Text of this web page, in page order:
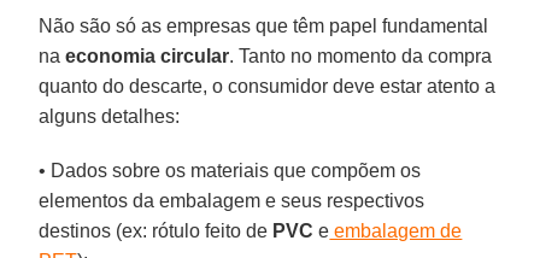
Não são só as empresas que têm papel fundamental
naeconomia circular. Tanto no momento da compra
quanto do descarte, o consumidor deve estar atento a
alguns detalhes:
• Dados sobre os materiais que compõem os
elementos da embalagem e seus respectivos
destinos (ex: rótulo feito de PVC e embalagem de